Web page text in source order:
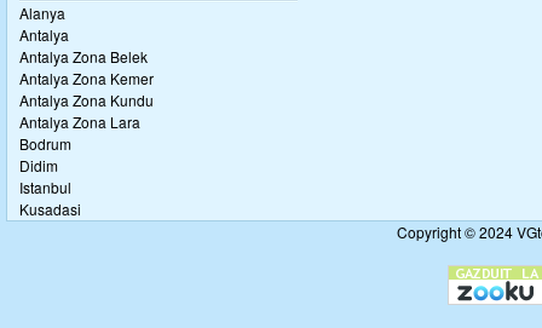
Alanya
Antalya
Antalya Zona Belek
Antalya Zona Kemer
Antalya Zona Kundu
Antalya Zona Lara
Bodrum
Didim
Istanbul
Kusadasi
Copyright © 2024